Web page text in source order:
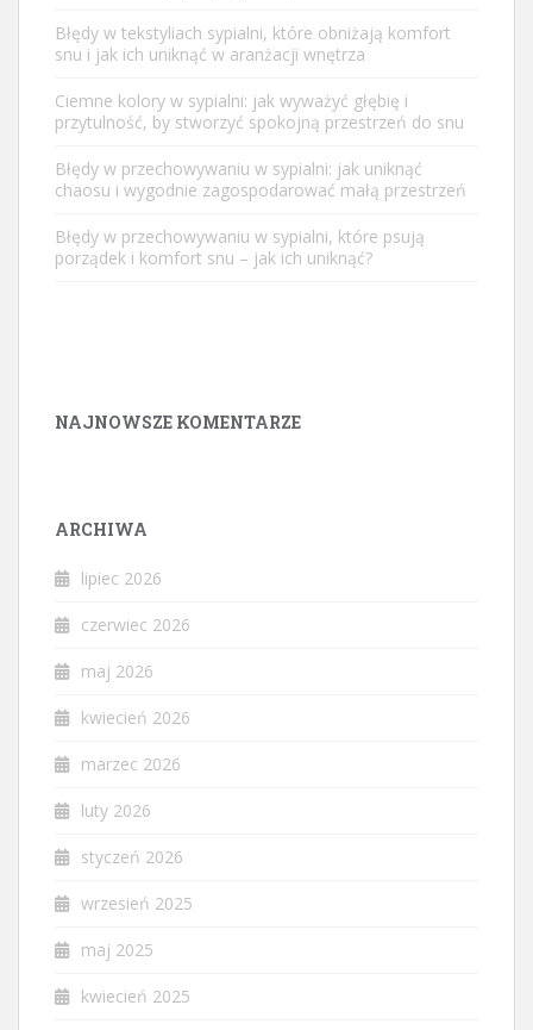
Błędy w tekstyliach sypialni, które obniżają komfort
snu i jak ich uniknąć w aranżacji wnętrza
Ciemne kolory w sypialni: jak wyważyć głębię i
przytulność, by stworzyć spokojną przestrzeń do snu
Błędy w przechowywaniu w sypialni: jak uniknąć
chaosu i wygodnie zagospodarować małą przestrzeń
Błędy w przechowywaniu w sypialni, które psują
porządek i komfort snu – jak ich uniknąć?
NAJNOWSZE KOMENTARZE
ARCHIWA
lipiec 2026
czerwiec 2026
maj 2026
kwiecień 2026
marzec 2026
luty 2026
styczeń 2026
wrzesień 2025
maj 2025
kwiecień 2025